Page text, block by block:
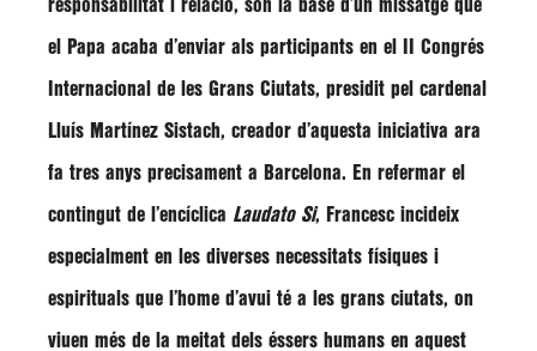
responsabilitat i relació, són la base d’un missatge que
el Papa acaba d’enviar als participants en el II Congrés
Internacional de les Grans Ciutats, presidit pel cardenal
Lluís Martínez Sistach, creador d’aquesta iniciativa ara
fa tres anys precisament a Barcelona. En refermar el
contingut de l’encíclica Laudato Si, Francesc incideix
especialment en les diverses necessitats físiques i
espirituals que l’home d’avui té a les grans ciutats, on
viuen més de la meitat dels éssers humans en aquest